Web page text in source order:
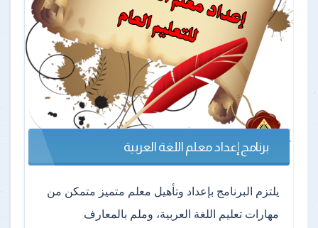
برنامج إعداد معلم اللغة العربية
يلتزم البرنامج بإعداد وتأهيل معلم متميز متمكن من
مهارات تعليم اللغة العربية، وملم بالمعارف